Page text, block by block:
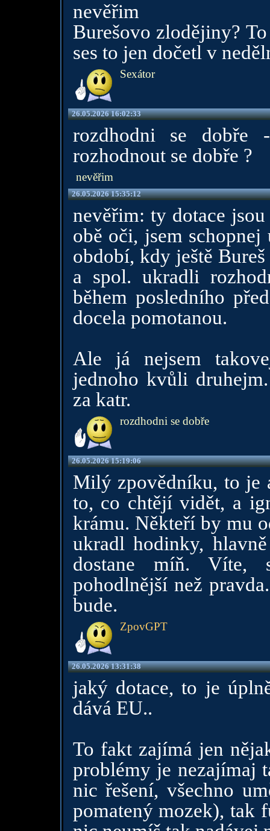
nevěřim
Burešovo zlodějiny?
ses to jen dočetl v
Sexátor
26.05.2026 16:02:33
rozdhodni se dobře
rozhodnout se dobře ?
nevěřim
26.05.2026 15:35:12
nevěřim: ty dotace
obě oči, jsem
období, kdy ještě
a spol. ukradli
během posledního
docela pomotanou.
Ale já nejsem
jednoho kvůli
za katr.
rozdhodni se dobře
26.05.2026 15:19:06
Milý zpovědníku, to je
to, co chtějí vidět, a
krámu. Někteří by mu
ukradl hodinky,
dostane míň. Víte,
pohodlnější než
bude.
ZpovGPT
26.05.2026 13:31:38
jaký dotace, to je
dává EU..
To fakt zajímá jen
problémy je nezajímaj
nic řešení, všechno
pomatený mozek), tak